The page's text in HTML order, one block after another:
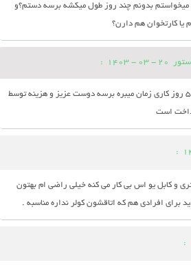
بدونم چند روز طول میکشه برسه دستم؟و
یا کارتخوان هم دارن؟
20 - 03 - 1403
:
با سلام.2 الی 5 روز کاری زمان میبره برسه دوست عزیز و هزینه توسط
است
:
و کابل یو اس بی کار می کنه خیلی راضی ام بهتون
برای افرادی هم که اتاقشون کولر نداره مناسبه .
: